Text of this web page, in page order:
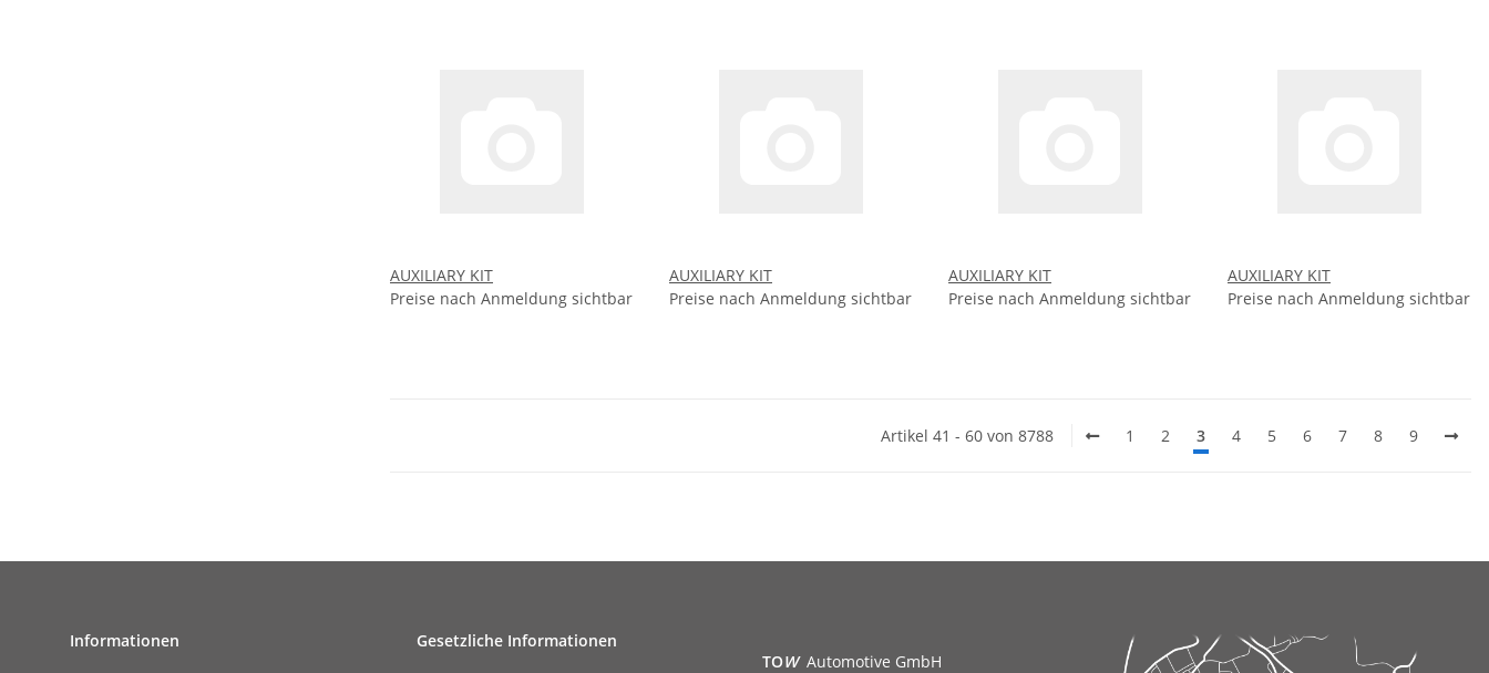
AUXILIARY KIT
Preise nach Anmeldung sichtbar
AUXILIARY KIT
Preise nach Anmeldung sichtbar
AUXILIARY KIT
Preise nach Anmeldung sichtbar
AUXILIARY KIT
Preise nach Anmeldung sichtbar
Artikel 41 - 60 von 8788 1 2 3 4 5 6 7 8 9
Informationen Gesetzliche Informationen
TOW Automotive GmbH